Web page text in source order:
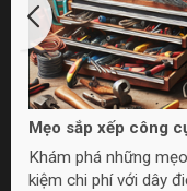
Mẹo sắp xếp công
thừa
Khám phá những
kiệm chi phí với dây